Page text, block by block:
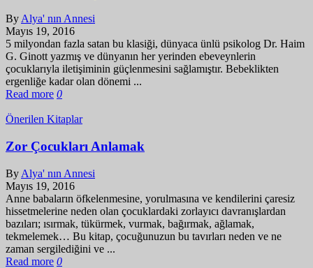
ByAlya' nın Annesi
Mayıs 19, 2016
5 milyondan fazla satan bu klasiği, dünyaca ünlü psikolog Dr. Haim
G. Ginott yazmış ve dünyanın her yerinden ebeveynlerin
çocuklarıyla iletişiminin güçlenmesini sağlamıştır. Bebeklikten
ergenliğe kadar olan dönemi ...
Read more 0
Önerilen Kitaplar
Zor Çocukları Anlamak
By Alya' nın Annesi
Mayıs 19, 2016
Anne babaların öfkelenmesine, yorulmasına ve kendilerini çaresiz
hissetmelerine neden olan çocuklardaki zorlayıcı davranışlardan
bazıları; ısırmak, tükürmek, vurmak, bağırmak, ağlamak,
tekmelemek… Bu kitap, çocuğunuzun bu tavırları neden ve ne
zaman sergilediğini ve ...
Read more 0